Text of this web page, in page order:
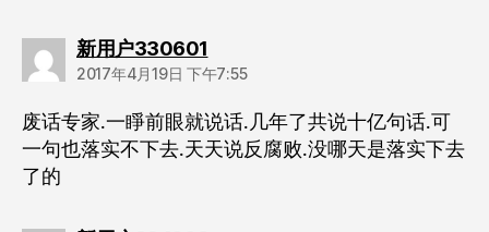
新用户330601
2017年4月19日 下午7:55
废话专家.一睜前眼就说话.几年了共说十亿句话.可
一句也落实不下去.天天说反腐败.没哪天是落实下去
了的